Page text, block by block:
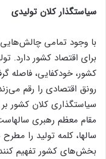
سیاستگذار کلان تولیدی
با وجود تمامی چالش‌هایی
برای اقتصاد کشور دارد.
کشور، خودکفایی، فاصله
رونق اقتصادی را رقم
سیاستگذاری کلان کشور بر
مقام معظم رهبری
سالها، کلمه تولید را
بخش‌های کشور تفهیم